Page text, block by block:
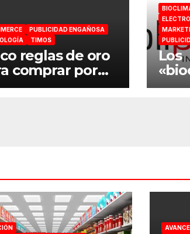
PUBLICIDAD ENGAÑOSA
TIMOS
reglas de oro
comprar por
Los
de